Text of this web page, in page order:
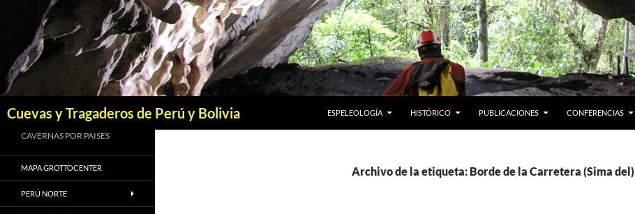
contenido
Cuevas y Tragaderos de Perú y Bolivia ESPELEOLOGÍA HISTÓRICO PUBLICACIONES CONFERENCIAS
Archivo de la etiqueta: Borde de la Carretera (Sima del)
CAVERNAS POR PAISES
MAPA GROTTOCENTER
PERÚ NORTE